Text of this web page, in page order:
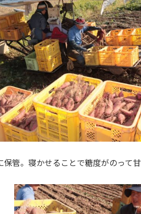
管。寝かせることで糖度がのって